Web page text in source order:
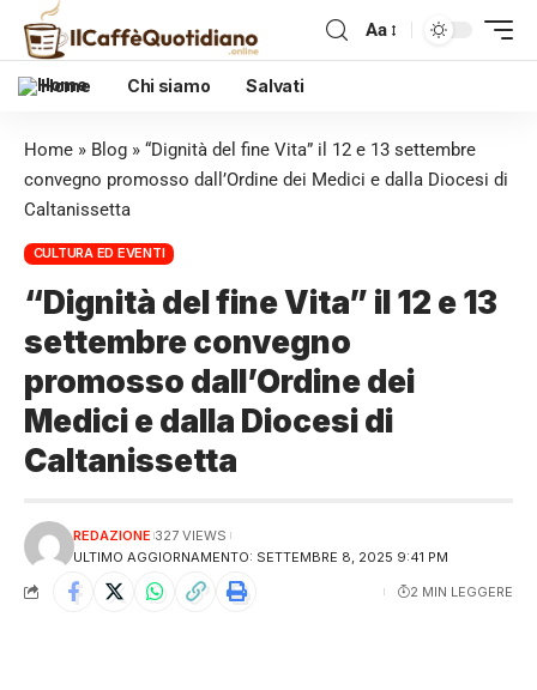
Aa
Home Chi siamo Salvati
Home » Blog » “Dignità del fine Vita” il 12 e 13 settembre
convegno promosso dall’Ordine dei Medici e dalla Diocesi di
Caltanissetta
CULTURA ED EVENTI
“Dignità del fine Vita” il 12 e 13
settembre convegno
promosso dall’Ordine dei
Medici e dalla Diocesi di
Caltanissetta
ULTIMO AGGIORNAMENTO: SETTEMBRE 8, 2025 9:41 PM
REDAZIONE 327 VIEWS
2 MIN LEGGERE